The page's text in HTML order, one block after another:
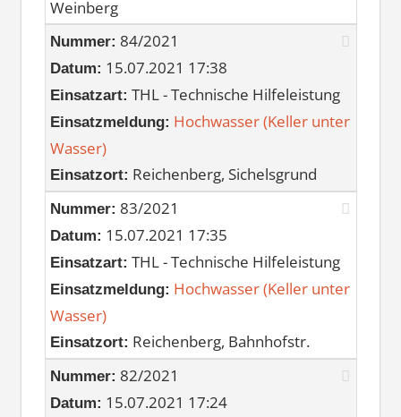
Weinberg
Nummer: 84/2021
Datum: 15.07.2021 17:38
Einsatzart: THL - Technische Hilfeleistung
Einsatzmeldung: Hochwasser (Keller unter
Wasser)
Einsatzort: Reichenberg, Sichelsgrund
Nummer: 83/2021
Datum: 15.07.2021 17:35
Einsatzart: THL - Technische Hilfeleistung
Einsatzmeldung: Hochwasser (Keller unter
Wasser)
Einsatzort: Reichenberg, Bahnhofstr.
Nummer: 82/2021
Datum: 15.07.2021 17:24